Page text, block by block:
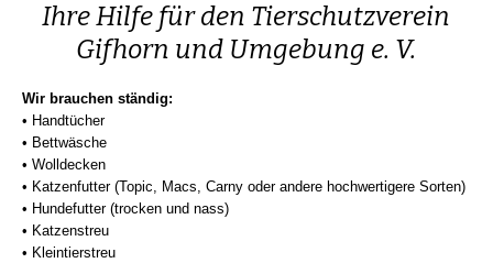
Ihre Hilfe für den Tierschutzverein
Gifhorn und Umgebung e. V.
Wir brauchen ständig:
• Handtücher
• Bettwäsche
• Wolldecken
• Katzenfutter (Topic, Macs, Carny oder andere hochwertigere Sorten)
• Hundefutter (trocken und nass)
• Katzenstreu
• Kleintierstreu